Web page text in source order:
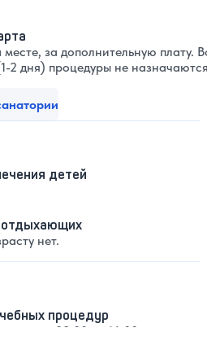
за дополнительную плату.
2 дня) процедуры не
детей
отдыхающих
нет.
процедур
с 08:00 до 16:00.